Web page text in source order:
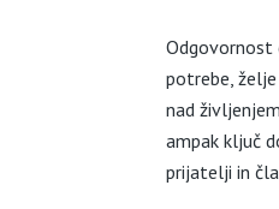
Odgovornost
potrebe,
nad
ampak ključ
prijatelji in